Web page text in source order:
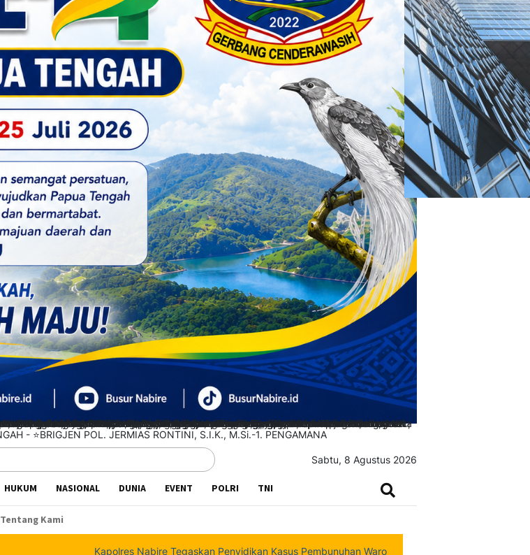
Sabtu, 8 Agustus 2026
HUKUM NASIONAL DUNIA EVENT POLRI TNI
Tentang Kami
Kapolres Nabire Tegaskan Penyidikan Kasus Pembunuhan Waroki Berjalan Transparan Berbasis Fakta dan